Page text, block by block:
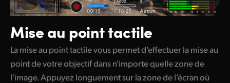
Mise au point tactile
La mise au point tactile vous permet d’effectuer la mise au
point de votre objectif dans n'importe quelle zone de
l'image. Appuyez longuement sur la zone de l’écran où